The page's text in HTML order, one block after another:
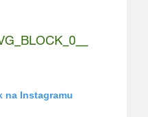
na Instagramu